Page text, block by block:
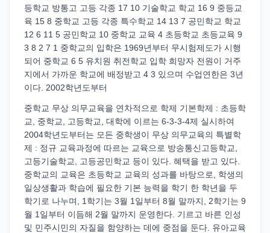
등학교 방통고 고등 각종 17 10 기술학교 학교 16 9 중등교
육 15 8 중학교 고등 각종 특수학교 14 13 7 공민학교 학교
12 6 11 5 공민학교 10 중학교 교육 4 초등학교 초등교육 9
3 8 2 7 1 중학교의 입학은 1969년부터 무시험제도가 시행
되어 중학교 6 5 유치원 취전학교 입학 희망자 전원이 거주
지에서 가까운 학교에 배정받고 4 3 있으며 수업연한은 3년
이다. 2002학년도부터
중학교 무상 의무교육을 연차적으로 학제 기본학제 : 초등학
교, 중학교, 고등학교, 대학에 이르는 6-3-3-4제 실시하여
2004학년도부터는 모든 중학생이 무상 의무교육의 특별학
제 : 정규 교육과정에 따르는 교육으로 방송통신고등학교,
고등기술학교, 고등공민학교 등이 있다. 혜택을 받고 있다.
중학교의 교육은 초등학교 교육의 성과를 바탕으로, 학생의
일상생활과 학습에 필요한 기본 능력을 학기 한 학년을 두
학기로 나누며, 1학기는 3월 1일부터 8월 말까지, 2학기는 9
월 1일부터 이듬해 2월 말까지 운영한다. 기르고 바른 인성
및 민주시민의 자질을 함양하는 데에 중점을 둔다. 유아교육